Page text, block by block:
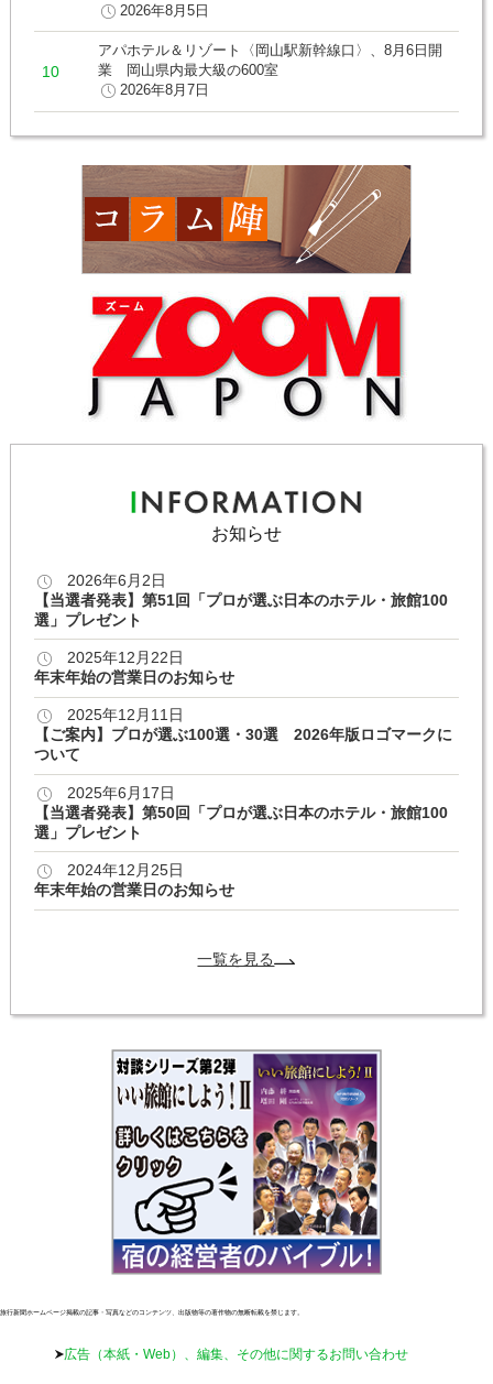
2026年8月5日
アパホテル＆リゾート〈岡山駅新幹線口〉、8月6日開
業 岡山県内最大級の600室
2026年8月7日
お知らせ
2026年6月2日
【当選者発表】第51回「プロが選ぶ日本のホテル・旅館100
選」プレゼント
2025年12月22日
年末年始の営業日のお知らせ
2025年12月11日
【ご案内】プロが選ぶ100選・30選 2026年版ロゴマークに
ついて
2025年6月17日
【当選者発表】第50回「プロが選ぶ日本のホテル・旅館100
選」プレゼント
2024年12月25日
年末年始の営業日のお知らせ
一覧を見る
旅行新聞ホームページ掲載の記事・写真などのコンテンツ、出版物等の著作物の無断転載を禁じます。
広告（本紙・Web）、編集、その他に関するお問い合わせ